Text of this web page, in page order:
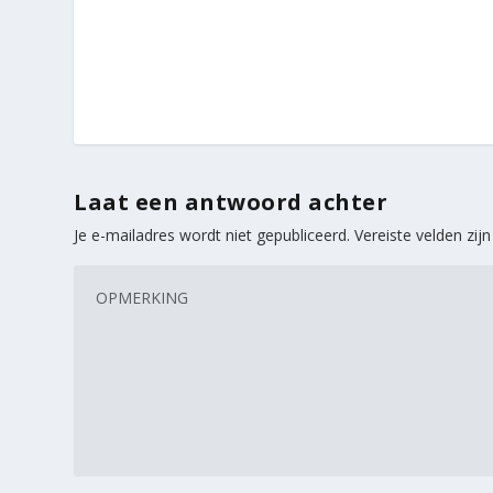
Laat een antwoord achter
Je e-mailadres wordt niet gepubliceerd. Vereiste velden